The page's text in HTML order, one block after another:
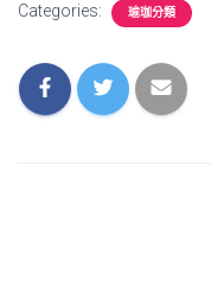
Categories: 瑜珈分類